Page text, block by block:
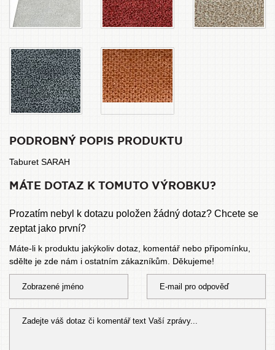
PODROBNÝ POPIS PRODUKTU
Taburet SARAH
MÁTE DOTAZ K TOMUTO VÝROBKU?
Prozatím nebyl k dotazu položen žádný dotaz? Chcete se
zeptat jako první?
Máte-li k produktu jakýkoliv dotaz, komentář nebo připomínku,
sdělte je zde nám i ostatním zákazníkům. Děkujeme!